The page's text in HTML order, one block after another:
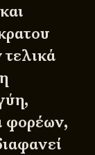
φορέων,